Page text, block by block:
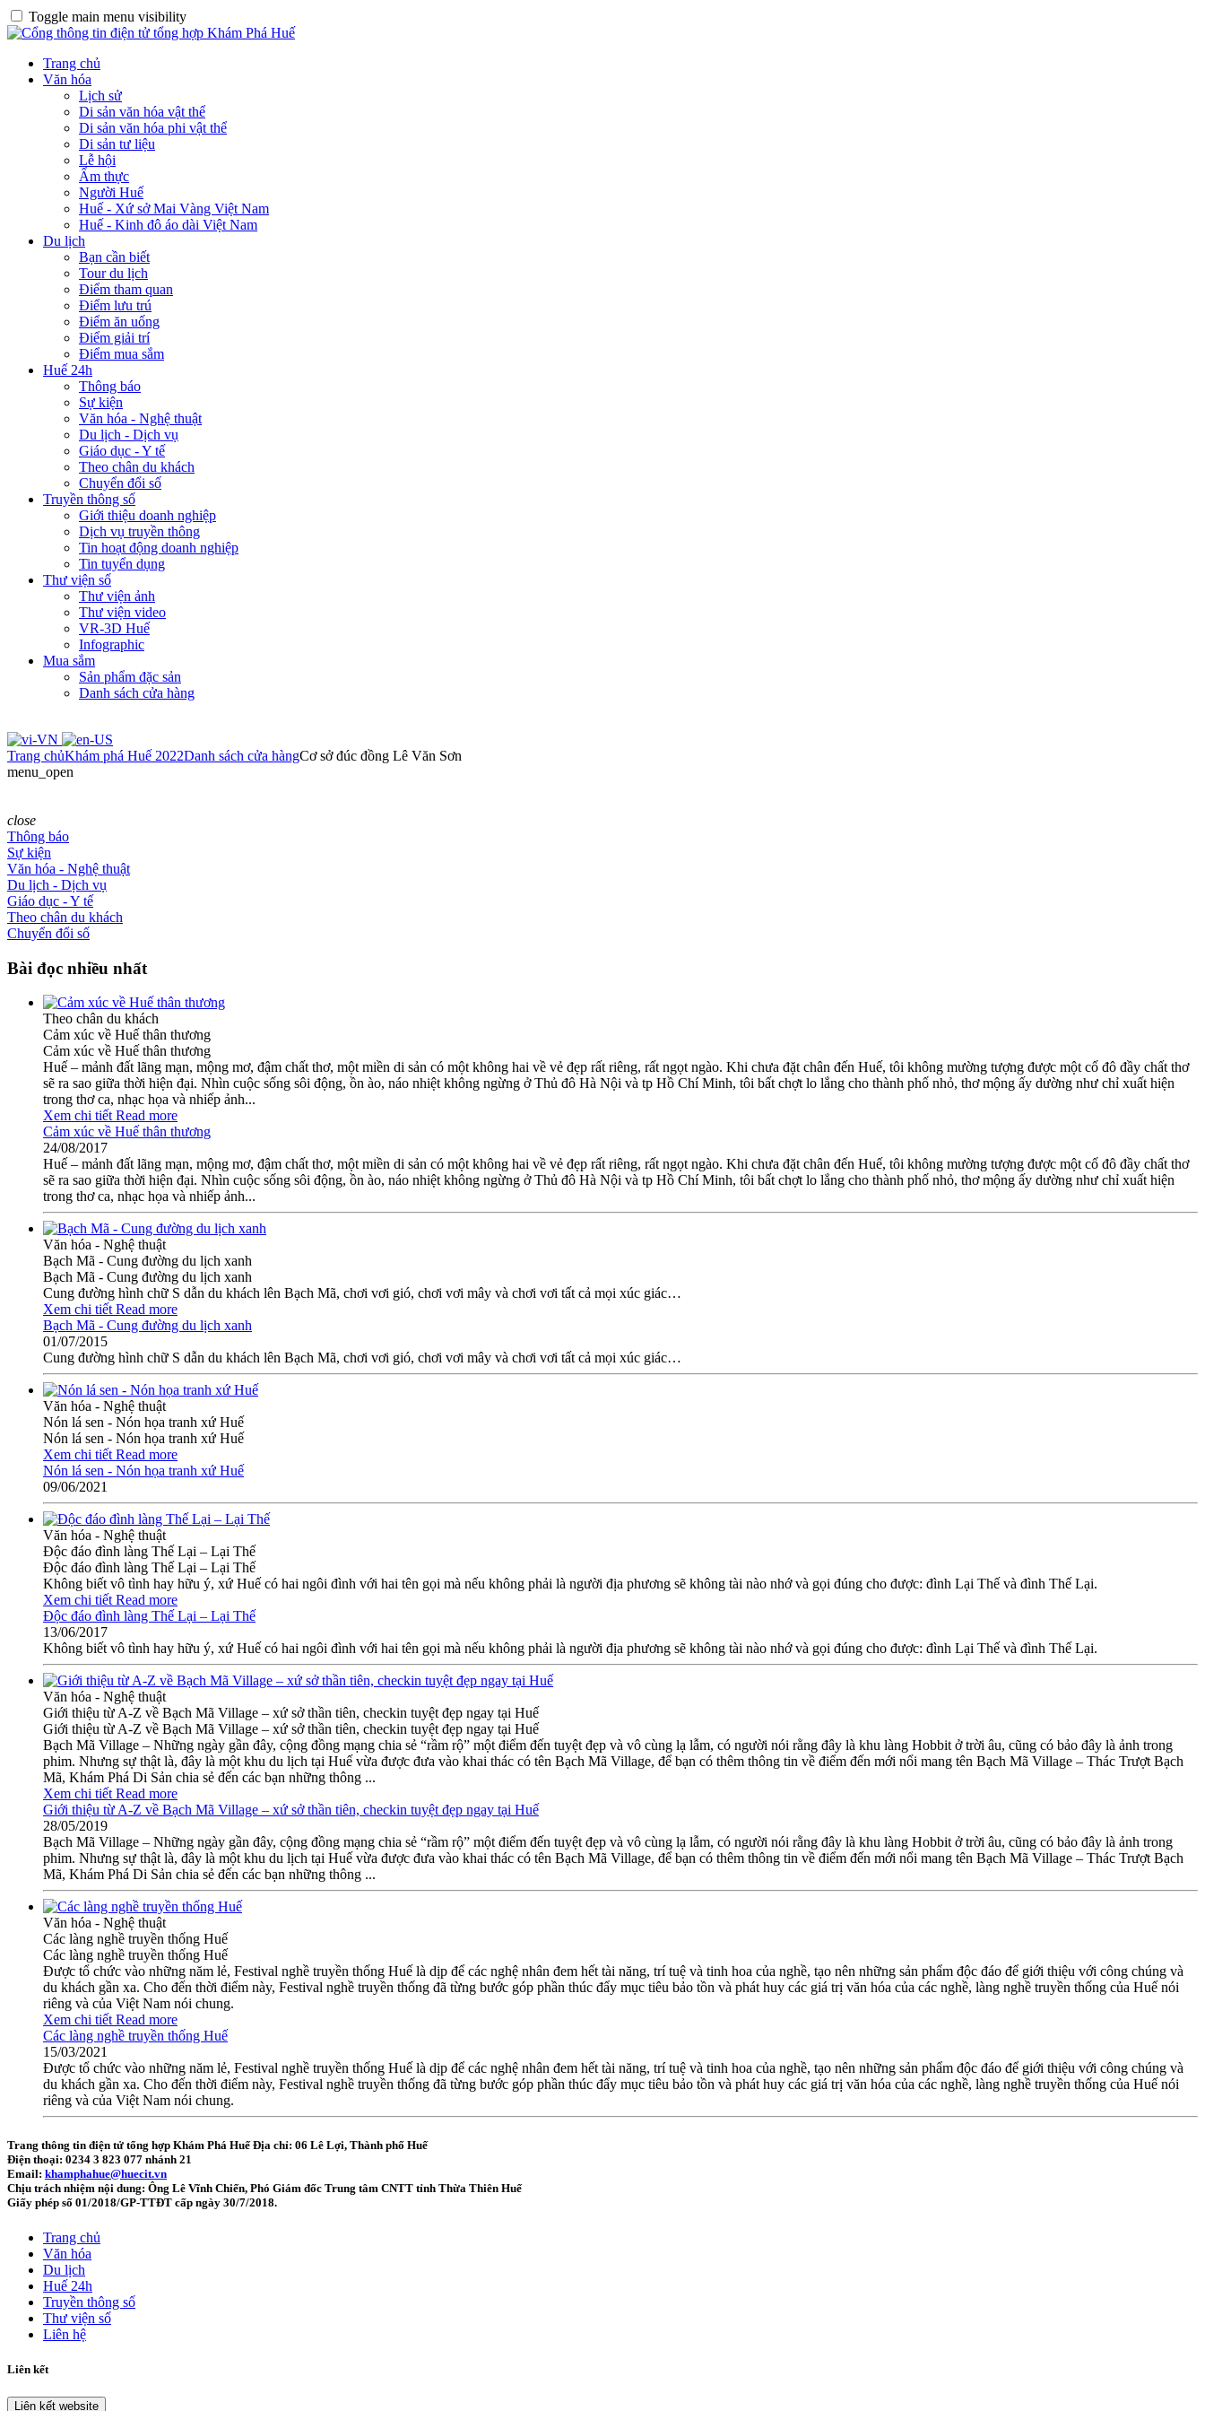
Toggle main menu visibility
Trang chủ
Văn hóa
Lịch sử
Di sản văn hóa vật thể
Di sản văn hóa phi vật thể
Di sản tư liệu
Lễ hội
Ẩm thực
Người Huế
Huế - Xứ sở Mai Vàng Việt Nam
Huế - Kinh đô áo dài Việt Nam
Du lịch
Bạn cần biết
Tour du lịch
Điểm tham quan
Điểm lưu trú
Điểm ăn uống
Điểm giải trí
Điểm mua sắm
Huế 24h
Thông báo
Sự kiện
Văn hóa - Nghệ thuật
Du lịch - Dịch vụ
Giáo dục - Y tế
Theo chân du khách
Chuyển đổi số
Truyền thông số
Giới thiệu doanh nghiệp
Dịch vụ truyền thông
Tin hoạt động doanh nghiệp
Tin tuyển dụng
Thư viện số
Thư viện ảnh
Thư viện video
VR-3D Huế
Infographic
Mua sắm
Sản phẩm đặc sản
Danh sách cửa hàng
Trang chủKhám phá Huế 2022Danh sách cửa hàngCơ sở đúc đồng Lê Văn Sơn
menu_open
close
Thông báo
Sự kiện
Văn hóa - Nghệ thuật
Du lịch - Dịch vụ
Giáo dục - Y tế
Theo chân du khách
Chuyển đổi số
Bài đọc nhiều nhất
Theo chân du khách
Cảm xúc về Huế thân thương
Cảm xúc về Huế thân thương
Huế – mảnh đất lãng mạn, mộng mơ, đậm chất thơ, một miền di sản có một không hai về vẻ đẹp rất riêng, rất ngọt ngào. Khi chưa đặt chân đến Huế, tôi không mường tượng được một cố đô đầy chất thơ
sẽ ra sao giữa thời hiện đại. Nhìn cuộc sống sôi động, ồn ào, náo nhiệt không ngừng ở Thủ đô Hà Nội và tp Hồ Chí Minh, tôi bất chợt lo lắng cho thành phố nhỏ, thơ mộng ấy dường như chỉ xuất hiện
trong thơ ca, nhạc họa và nhiếp ảnh...
Xem chi tiết Read more
Cảm xúc về Huế thân thương
24/08/2017
Huế – mảnh đất lãng mạn, mộng mơ, đậm chất thơ, một miền di sản có một không hai về vẻ đẹp rất riêng, rất ngọt ngào. Khi chưa đặt chân đến Huế, tôi không mường tượng được một cố đô đầy chất thơ
sẽ ra sao giữa thời hiện đại. Nhìn cuộc sống sôi động, ồn ào, náo nhiệt không ngừng ở Thủ đô Hà Nội và tp Hồ Chí Minh, tôi bất chợt lo lắng cho thành phố nhỏ, thơ mộng ấy dường như chỉ xuất hiện
trong thơ ca, nhạc họa và nhiếp ảnh...
Văn hóa - Nghệ thuật
Bạch Mã - Cung đường du lịch xanh
Bạch Mã - Cung đường du lịch xanh
Cung đường hình chữ S dẫn du khách lên Bạch Mã, chơi vơi gió, chơi vơi mây và chơi vơi tất cả mọi xúc giác…
Xem chi tiết Read more
Bạch Mã - Cung đường du lịch xanh
01/07/2015
Cung đường hình chữ S dẫn du khách lên Bạch Mã, chơi vơi gió, chơi vơi mây và chơi vơi tất cả mọi xúc giác…
Văn hóa - Nghệ thuật
Nón lá sen - Nón họa tranh xứ Huế
Nón lá sen - Nón họa tranh xứ Huế
Xem chi tiết Read more
Nón lá sen - Nón họa tranh xứ Huế
09/06/2021
Văn hóa - Nghệ thuật
Độc đáo đình làng Thế Lại – Lại Thế
Độc đáo đình làng Thế Lại – Lại Thế
Không biết vô tình hay hữu ý, xứ Huế có hai ngôi đình với hai tên gọi mà nếu không phải là người địa phương sẽ không tài nào nhớ và gọi đúng cho được: đình Lại Thế và đình Thế Lại.
Xem chi tiết Read more
Độc đáo đình làng Thế Lại – Lại Thế
13/06/2017
Không biết vô tình hay hữu ý, xứ Huế có hai ngôi đình với hai tên gọi mà nếu không phải là người địa phương sẽ không tài nào nhớ và gọi đúng cho được: đình Lại Thế và đình Thế Lại.
Văn hóa - Nghệ thuật
Giới thiệu từ A-Z về Bạch Mã Village – xứ sở thần tiên, checkin tuyệt đẹp ngay tại Huế
Giới thiệu từ A-Z về Bạch Mã Village – xứ sở thần tiên, checkin tuyệt đẹp ngay tại Huế
Bạch Mã Village – Những ngày gần đây, cộng đồng mạng chia sẻ “rầm rộ” một điểm đến tuyệt đẹp và vô cùng lạ lẫm, có người nói rằng đây là khu làng Hobbit ở trời âu, cũng có bảo đây là ảnh trong
phim. Nhưng sự thật là, đây là một khu du lịch tại Huế vừa được đưa vào khai thác có tên Bạch Mã Village, để bạn có thêm thông tin về điểm đến mới nổi mang tên Bạch Mã Village – Thác Trượt Bạch
Mã, Khám Phá Di Sản chia sẻ đến các bạn những thông ...
Xem chi tiết Read more
Giới thiệu từ A-Z về Bạch Mã Village – xứ sở thần tiên, checkin tuyệt đẹp ngay tại Huế
28/05/2019
Bạch Mã Village – Những ngày gần đây, cộng đồng mạng chia sẻ “rầm rộ” một điểm đến tuyệt đẹp và vô cùng lạ lẫm, có người nói rằng đây là khu làng Hobbit ở trời âu, cũng có bảo đây là ảnh trong
phim. Nhưng sự thật là, đây là một khu du lịch tại Huế vừa được đưa vào khai thác có tên Bạch Mã Village, để bạn có thêm thông tin về điểm đến mới nổi mang tên Bạch Mã Village – Thác Trượt Bạch
Mã, Khám Phá Di Sản chia sẻ đến các bạn những thông ...
Văn hóa - Nghệ thuật
Các làng nghề truyền thống Huế
Các làng nghề truyền thống Huế
Được tổ chức vào những năm lẻ, Festival nghề truyền thống Huế là dịp để các nghệ nhân đem hết tài năng, trí tuệ và tinh hoa của nghề, tạo nên những sản phẩm độc đáo để giới thiệu với công chúng và
du khách gần xa. Cho đến thời điểm này, Festival nghề truyền thống đã từng bước góp phần thúc đẩy mục tiêu bảo tồn và phát huy các giá trị văn hóa của các nghề, làng nghề truyền thống của Huế nói
riêng và của Việt Nam nói chung.
Xem chi tiết Read more
Các làng nghề truyền thống Huế
15/03/2021
Được tổ chức vào những năm lẻ, Festival nghề truyền thống Huế là dịp để các nghệ nhân đem hết tài năng, trí tuệ và tinh hoa của nghề, tạo nên những sản phẩm độc đáo để giới thiệu với công chúng và
du khách gần xa. Cho đến thời điểm này, Festival nghề truyền thống đã từng bước góp phần thúc đẩy mục tiêu bảo tồn và phát huy các giá trị văn hóa của các nghề, làng nghề truyền thống của Huế nói
riêng và của Việt Nam nói chung.
Trang thông tin điện tử tổng hợp Khám Phá Huế Địa chỉ: 06 Lê Lợi, Thành phố Huế
Điện thoại: 0234 3 823 077 nhánh 21
Email: khamphahue@huecit.vn
Chịu trách nhiệm nội dung: Ông Lê Vĩnh Chiến, Phó Giám đốc Trung tâm CNTT tỉnh Thừa Thiên Huế
Giấy phép số 01/2018/GP-TTĐT cấp ngày 30/7/2018.
Trang chủ
Văn hóa
Du lịch
Huế 24h
Truyền thông số
Thư viện số
Liên hệ
Liên kết
Liên kết website